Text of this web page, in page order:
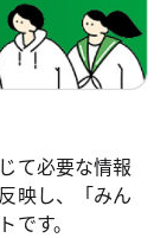
て必要な情報
映し、「みん
す。